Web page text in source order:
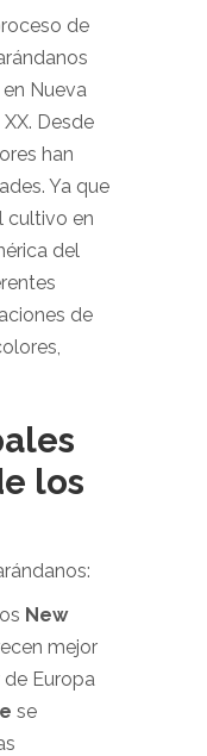
de
Nueva
Desde
han
Ya que
cultivo en
del
de
los
New
mejor
de Europa
se